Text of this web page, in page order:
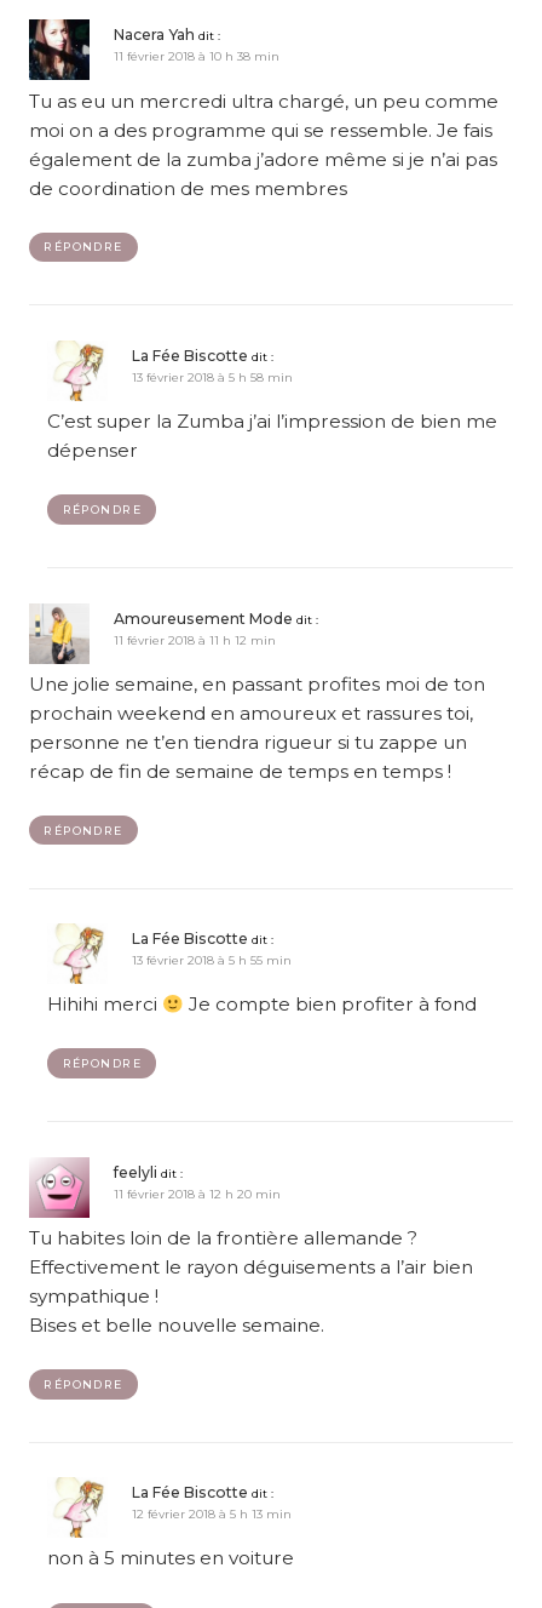
Nacera Yah dit :
11 février 2018 à 10 h 38 min
Tu as eu un mercredi ultra chargé, un peu comme
moi on a des programme qui se ressemble. Je fais
également de la zumba j’adore même si je n’ai pas
de coordination de mes membres
RÉPONDRE
La Fée Biscotte dit :
13 février 2018 à 5 h 58 min
C’est super la Zumba j’ai l’impression de bien me
dépenser
RÉPONDRE
Amoureusement Mode dit :
11 février 2018 à 11 h 12 min
Une jolie semaine, en passant profites moi de ton
prochain weekend en amoureux et rassures toi,
personne ne t’en tiendra rigueur si tu zappe un
récap de fin de semaine de temps en temps !
RÉPONDRE
La Fée Biscotte dit :
13 février 2018 à 5 h 55 min
Hihihi merci Je compte bien profiter à fond
RÉPONDRE
feelyli dit :
11 février 2018 à 12 h 20 min
Tu habites loin de la frontière allemande ?
Effectivement le rayon déguisements a l’air bien
sympathique !
Bises et belle nouvelle semaine.
RÉPONDRE
La Fée Biscotte dit :
12 février 2018 à 5 h 13 min
non à 5 minutes en voiture